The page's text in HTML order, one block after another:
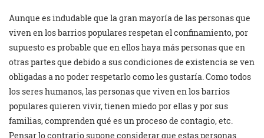
Aunque es indudable que la gran mayoría de las personas que
viven en los barrios populares respetan el confinamiento, por
supuesto es probable que en ellos haya más personas que en
otras partes que debido a sus condiciones de existencia se ven
obligadas a no poder respetarlo como les gustaría. Como todos
los seres humanos, las personas que viven en los barrios
populares quieren vivir, tienen miedo por ellas y por sus
familias, comprenden qué es un proceso de contagio, etc.
Pensar lo contrario supone considerar que estas personas